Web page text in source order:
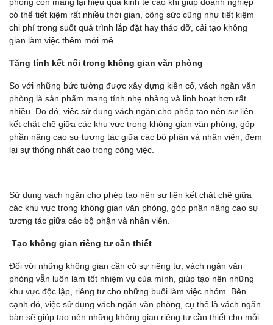
phòng còn mang lại hiệu quả kinh tế cao khi giúp doanh nghiệp
có thể tiết kiệm rất nhiều thời gian, công sức cũng như tiết kiệm
chi phí trong suốt quá trình lắp đặt hay tháo dỡ, cải tạo không
gian làm việc thêm mới mẻ.
Tăng tính kết nối trong không gian văn phòng
So với những bức tường được xây dựng kiên cố, vách ngăn văn
phòng là sản phẩm mang tính nhẹ nhàng và linh hoạt hơn rất
nhiều. Do đó, việc sử dụng vách ngăn cho phép tạo nên sự liên
kết chặt chẽ giữa các khu vực trong không gian văn phòng, góp
phần nâng cao sự tương tác giữa các bộ phận và nhân viên, đem
lại sự thống nhất cao trong công việc.
Sử dụng vách ngăn cho phép tạo nên sự liên kết chặt chẽ giữa
các khu vực trong không gian văn phòng, góp phần nâng cao sự
tương tác giữa các bộ phận và nhân viên.
Tạo không gian riêng tư cần thiết
Đối với những không gian cần có sự riêng tư, vách ngăn văn
phòng vẫn luôn làm tốt nhiệm vụ của mình, giúp tạo nên những
khu vực độc lập, riêng tư cho những buổi làm việc nhóm. Bên
cạnh đó, việc sử dụng vách ngăn văn phòng, cụ thể là vách ngăn
bàn sẽ giúp tạo nên những không gian riêng tư cần thiết cho mỗi